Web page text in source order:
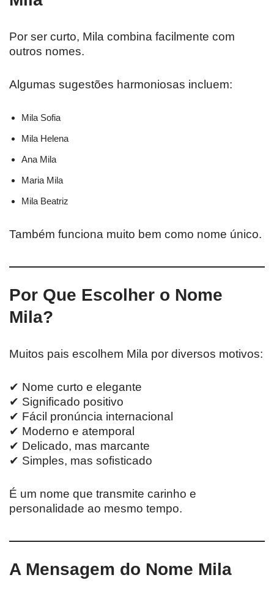
Por ser curto, Mila combina facilmente com
outros nomes.
Algumas sugestões harmoniosas incluem:
Mila Sofia
Mila Helena
Ana Mila
Maria Mila
Mila Beatriz
Também funciona muito bem como nome único.
Por Que Escolher o Nome
Mila?
Muitos pais escolhem Mila por diversos motivos:
✔ Nome curto e elegante
✔ Significado positivo
✔ Fácil pronúncia internacional
✔ Moderno e atemporal
✔ Delicado, mas marcante
✔ Simples, mas sofisticado
É um nome que transmite carinho e
personalidade ao mesmo tempo.
A Mensagem do Nome Mila